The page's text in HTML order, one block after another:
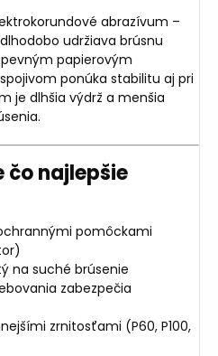
abrazívum –
udržiava brúsnu
papierovým
ponúka stabilitu aj pri
je dlhšia výdrž a menšia
čo najlepšie
pomôckami
na suché brúsenie
zabezpečia
zrnitosťami (P60, P100,